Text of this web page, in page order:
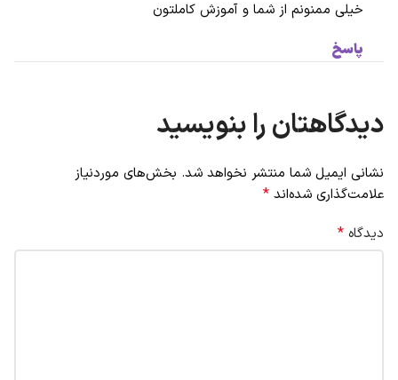
خیلی ممنونم از شما و آموزش کاملتون
پاسخ
دیدگاهتان را بنویسید
نشانی ایمیل شما منتشر نخواهد شد. بخش‌های موردنیاز
علامت‌گذاری شده‌اند *
دیدگاه *